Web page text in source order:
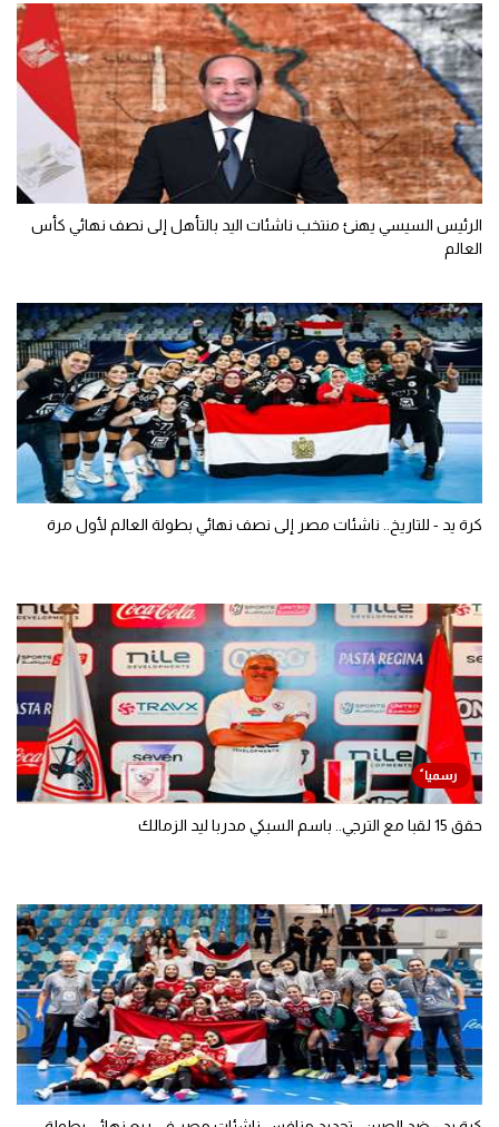
الرئيس السيسي يهنئ منتخب ناشئات اليد بالتأهل إلى نصف نهائي كأس
العالم
كرة يد - للتاريخ.. ناشئات مصر إلى نصف نهائي بطولة العالم لأول مرة
حقق 15 لقبا مع الترجي.. باسم السبكي مدربا ليد الزمالك